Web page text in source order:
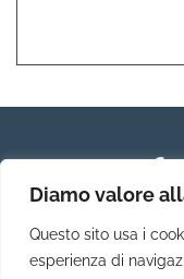
Diamo valore
Questo sito usa i
esperienza di